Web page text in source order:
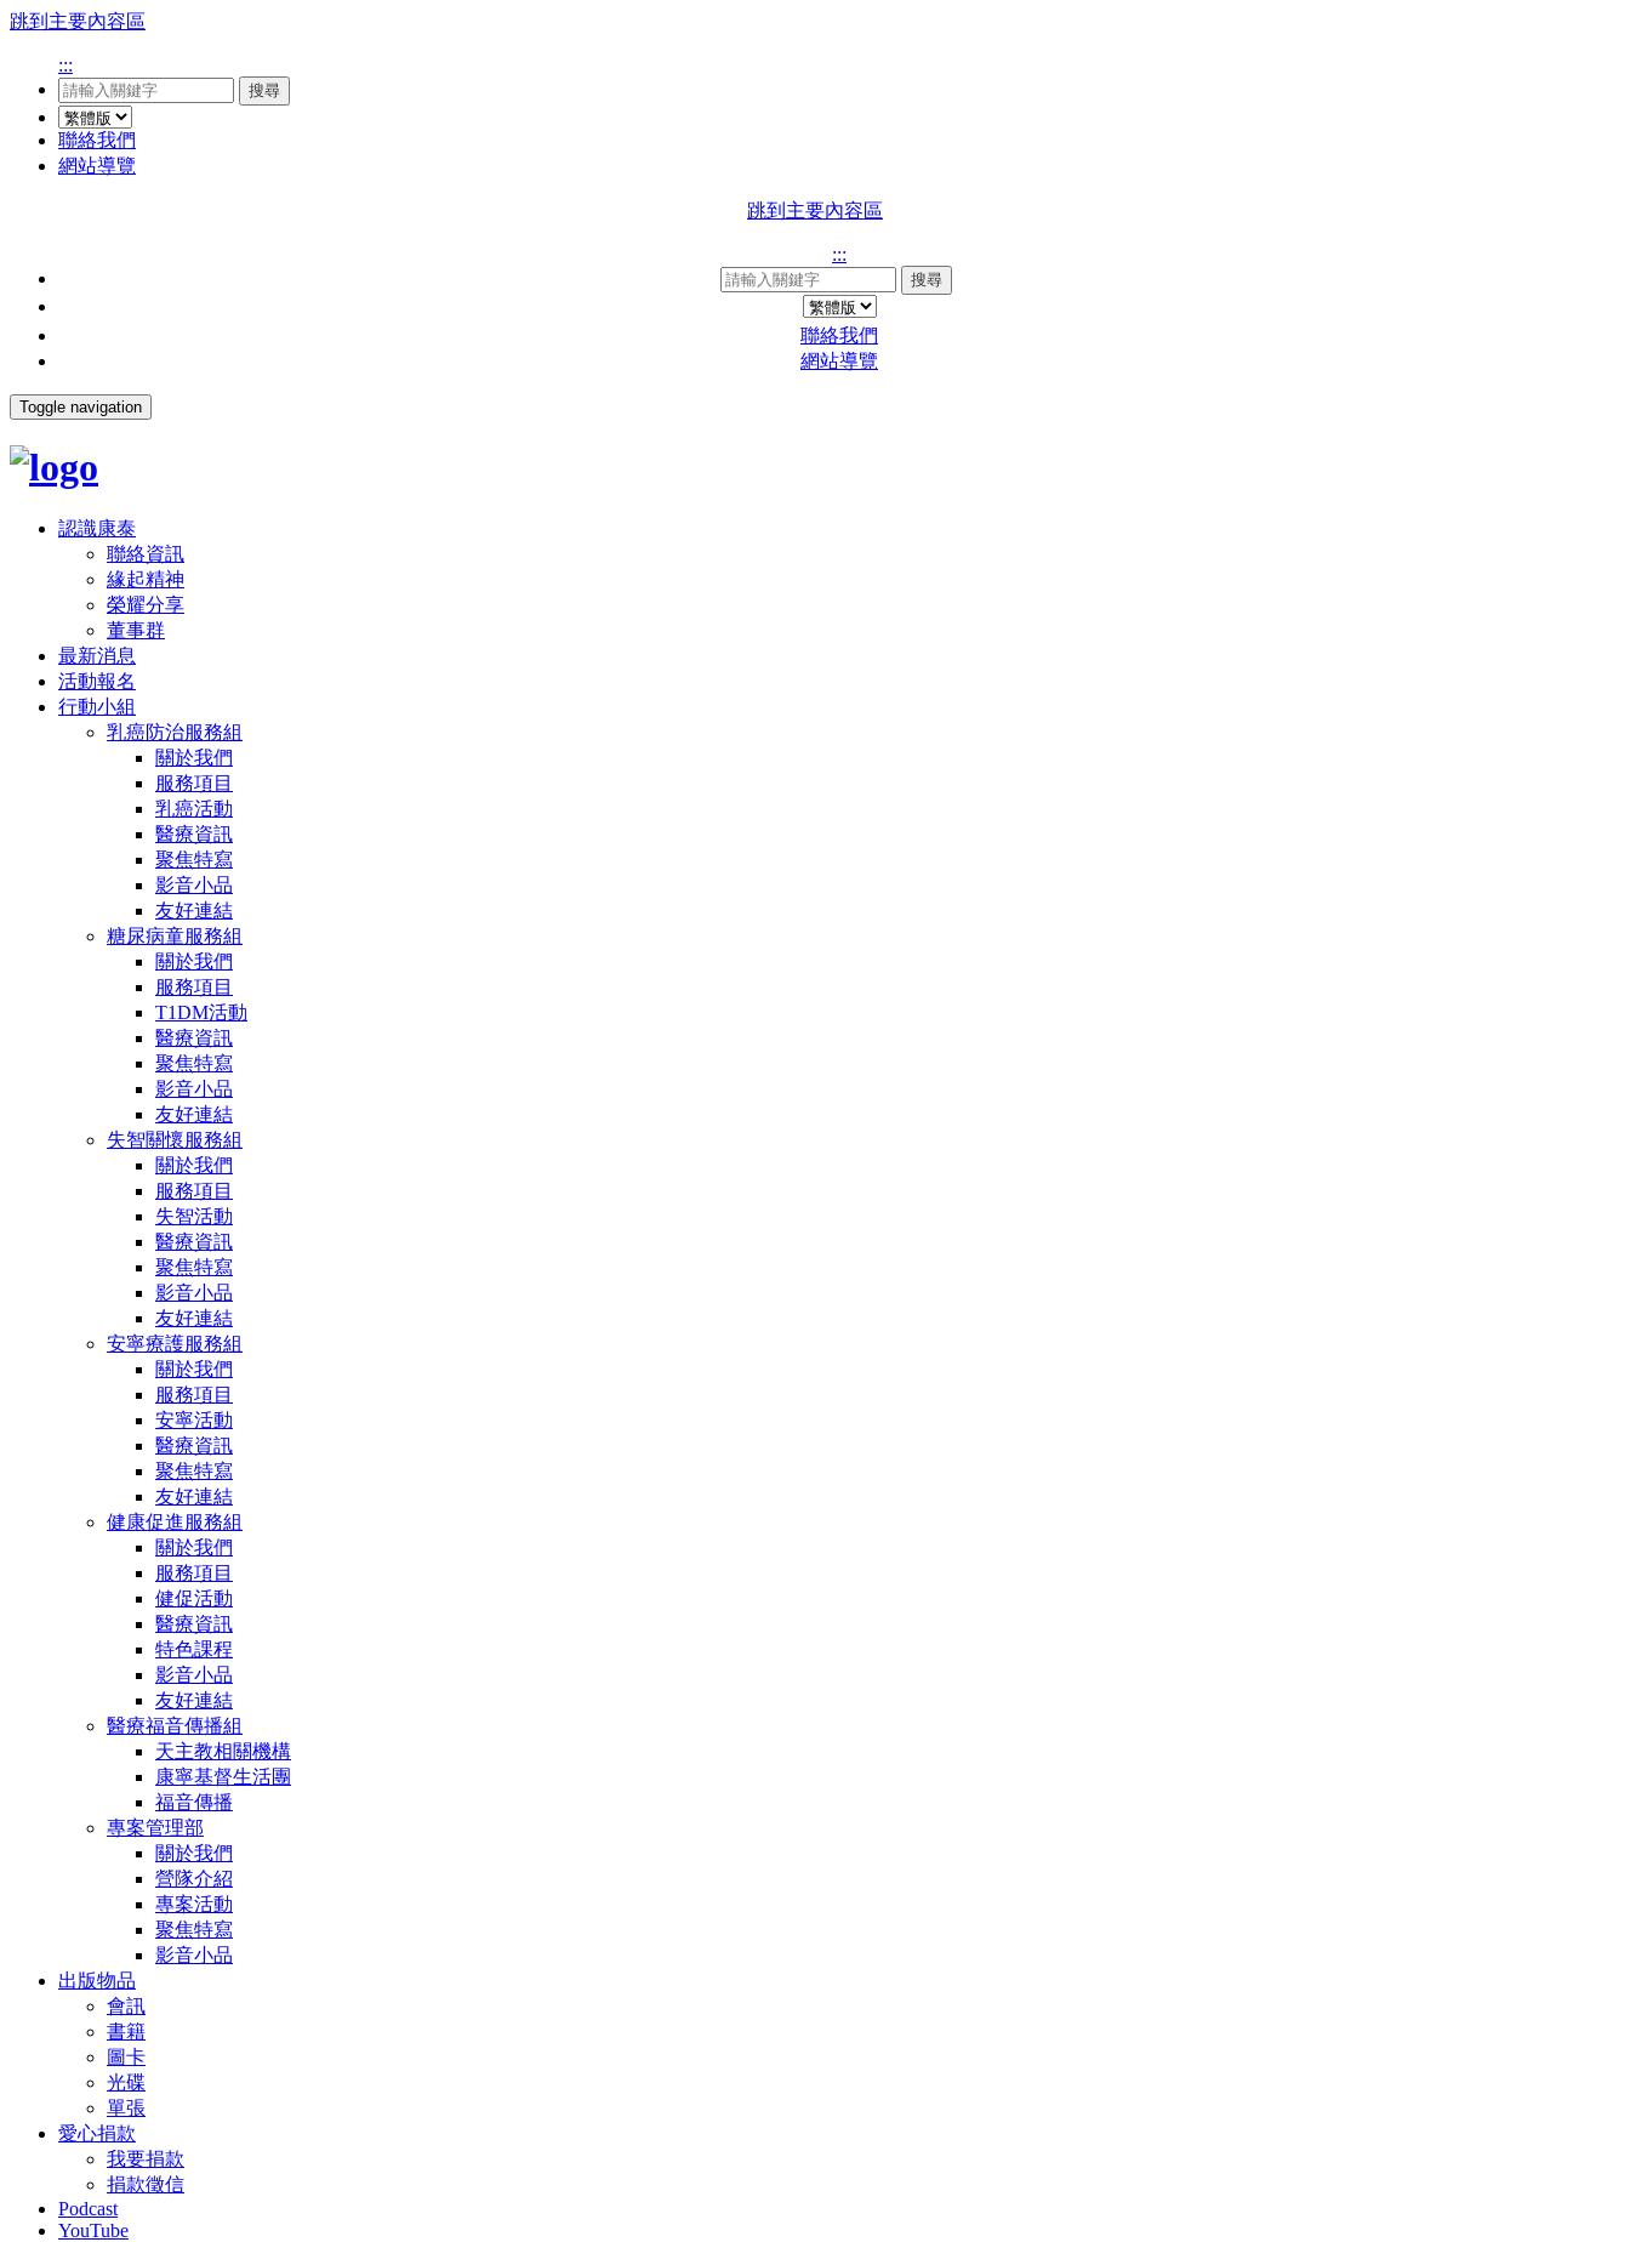
跳到主要內容區
:::
搜尋
聯絡我們
網站導覽
跳到主要內容區
:::
搜尋
聯絡我們
網站導覽
Toggle navigation
認識康泰
聯絡資訊
緣起精神
榮耀分享
董事群
最新消息
活動報名
行動小組
乳癌防治服務組
關於我們
服務項目
乳癌活動
醫療資訊
聚焦特寫
影音小品
友好連結
糖尿病童服務組
關於我們
服務項目
T1DM活動
醫療資訊
聚焦特寫
影音小品
友好連結
失智關懷服務組
關於我們
服務項目
失智活動
醫療資訊
聚焦特寫
影音小品
友好連結
安寧療護服務組
關於我們
服務項目
安寧活動
醫療資訊
聚焦特寫
友好連結
健康促進服務組
關於我們
服務項目
健促活動
醫療資訊
特色課程
影音小品
友好連結
醫療福音傳播組
天主教相關機構
康寧基督生活團
福音傳播
專案管理部
關於我們
營隊介紹
專案活動
聚焦特寫
影音小品
出版物品
會訊
書籍
圖卡
光碟
單張
愛心捐款
我要捐款
捐款徵信
Podcast
YouTube